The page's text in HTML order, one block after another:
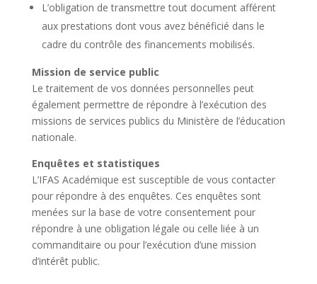
L’obligation de transmettre tout document afférent
aux prestations dont vous avez bénéficié dans le
cadre du contrôle des financements mobilisés.
Mission de service public
Le traitement de vos données personnelles peut
également permettre de répondre à l’exécution des
missions de services publics du Ministère de l’éducation
nationale.
Enquêtes et statistiques
L’IFAS Académique est susceptible de vous contacter
pour répondre à des enquêtes. Ces enquêtes sont
menées sur la base de votre consentement pour
répondre à une obligation légale ou celle liée à un
commanditaire ou pour l’exécution d’une mission
d’intérêt public.